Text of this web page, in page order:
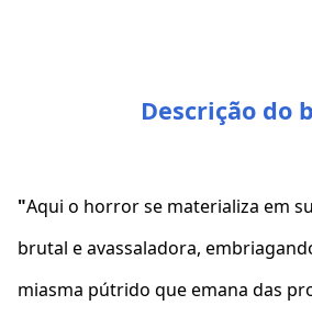
Descrição do
"Aqui o horror se materializa em
brutal e avassaladora,
miasma pútrido que emana das